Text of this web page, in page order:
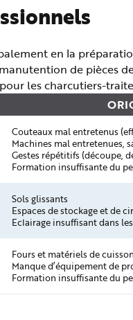
en la
de pièces
les charcutiers-
Couteaux mal entretenus
Machines mal entretenues,
Gestes répétitifs (découpe,
Formation insuffisante du
Sols glissants
Espaces de stockage et de
Eclairage insuffisant dans
Fours et matériels de
Manque d’équipement de
Formation insuffisante du